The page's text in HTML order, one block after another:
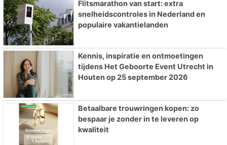
Flitsmarathon van start: extra
snelheidscontroles in Nederland en
populaire vakantielanden
Kennis, inspiratie en ontmoetingen
tijdens Het Geboorte Event Utrecht in
Houten op 25 september 2026
Betaalbare trouwringen kopen: zo
bespaar je zonder in te leveren op
kwaliteit